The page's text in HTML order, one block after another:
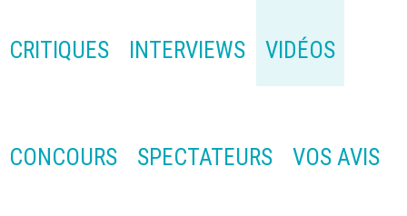
CRITIQUES INTERVIEWS VIDÉOS
CONCOURS SPECTATEURS VOS AVIS